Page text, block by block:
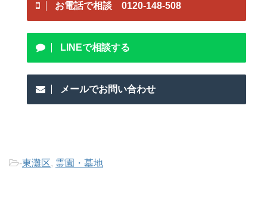
お電話で相談 0120-148-508
LINEで相談する
メールでお問い合わせ
-東灘区, 霊園・墓地